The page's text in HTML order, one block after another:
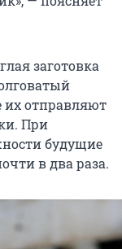
заготовка
их отправляют
При
будущие
в два раза.